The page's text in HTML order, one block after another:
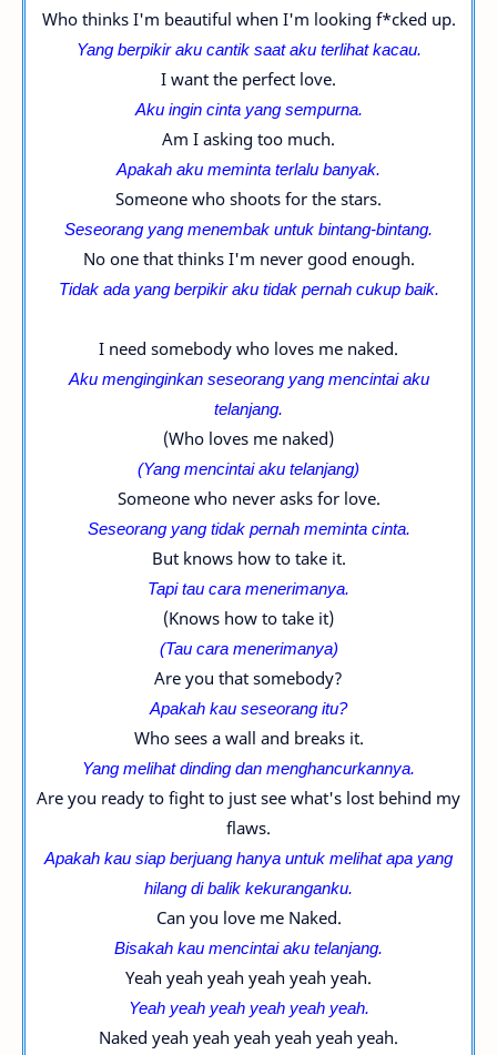
Who thinks I'm beautiful when I'm looking f*cked up.
Yang berpikir aku cantik saat aku terlihat kacau.
I want the perfect love.
Aku ingin cinta yang sempurna.
Am I asking too much.
Apakah aku meminta terlalu banyak.
Someone who shoots for the stars.
Seseorang yang menembak untuk bintang-bintang.
No one that thinks I'm never good enough.
Tidak ada yang berpikir aku tidak pernah cukup baik.
I need somebody who loves me naked.
Aku menginginkan seseorang yang mencintai aku
telanjang.
(Who loves me naked)
(Yang mencintai aku telanjang)
Someone who never asks for love.
Seseorang yang tidak pernah meminta cinta.
But knows how to take it.
Tapi tau cara menerimanya.
(Knows how to take it)
(Tau cara menerimanya)
Are you that somebody?
Apakah kau seseorang itu?
Who sees a wall and breaks it.
Yang melihat dinding dan menghancurkannya.
Are you ready to fight to just see what's lost behind my
flaws.
Apakah kau siap berjuang hanya untuk melihat apa yang
hilang di balik kekuranganku.
Can you love me Naked.
Bisakah kau mencintai aku telanjang.
Yeah yeah yeah yeah yeah yeah.
Yeah yeah yeah yeah yeah yeah.
Naked yeah yeah yeah yeah yeah yeah.